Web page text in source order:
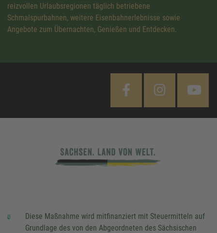
reizvollen Urlaubsregionen täglich betriebene
Schmalspurbahnen, weitere Eisenbahnerlebnisse sowie
Angebote zum Übernachten, Genießen und Entdecken.
Diese Maßnahme wird mitfinanziert mit Steuermitteln auf
Grundlage des von den Abgeordneten des Sächsischen